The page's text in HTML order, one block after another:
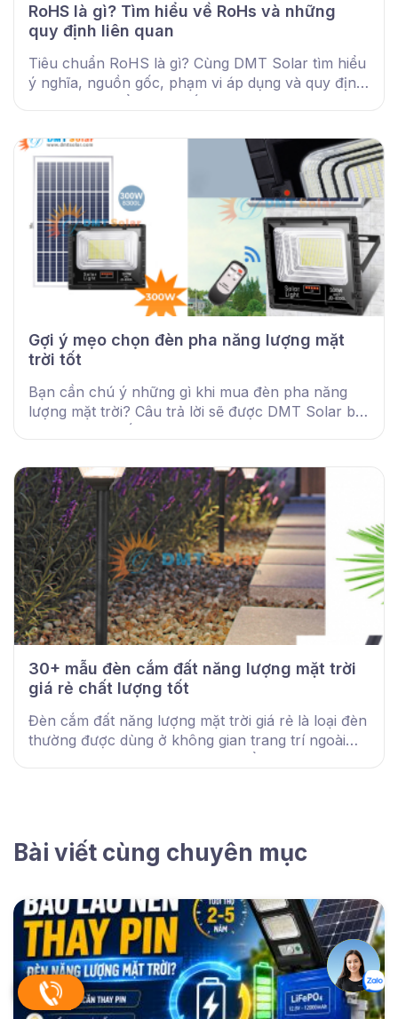
RoHS là gì? Tìm hiểu về RoHs và những
quy định liên quan
Tiêu chuẩn RoHS là gì? Cùng DMT Solar tìm hiểu
ý nghĩa, nguồn gốc, phạm vi áp dụng và quy định
tại Việt Nam để chọn thiết bị điện an toàn cho mọi
Gợi ý mẹo chọn đèn pha năng lượng mặt
trời tốt
Bạn cần chú ý những gì khi mua đèn pha năng
lượng mặt trời? Câu trả lời sẽ được DMT Solar bật
mí trong bài viết dưới đây nhé!
30+ mẫu đèn cắm đất năng lượng mặt trời
giá rẻ chất lượng tốt
Đèn cắm đất năng lượng mặt trời giá rẻ là loại đèn
thường được dùng ở không gian trang trí ngoài
trời của sân vườn. Đèn sở hữu kiểu dáng, màu
Bài viết cùng chuyên mục